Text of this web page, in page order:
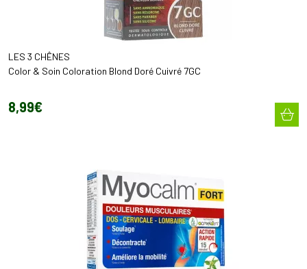
LES 3 CHÊNES
Color & Soin Coloration Blond Doré Cuivré 7GC
8,99€